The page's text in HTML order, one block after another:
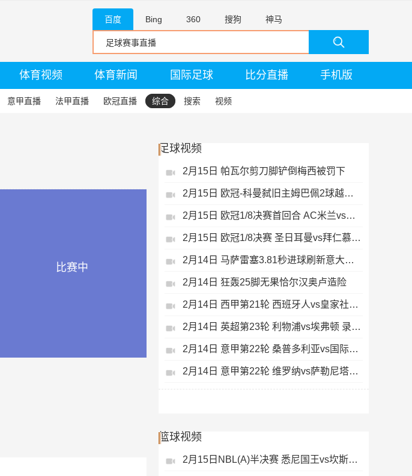
百度 Bing 360 搜狗 神马
体育视频 体育新闻 国际足球 比分直播 手机版
意甲直播 法甲直播 欧冠直播 综合 搜索 视频
比赛中
足球视频
2月15日 帕瓦尔剪刀脚铲倒梅西被罚下
2月15日 欧冠-科曼弑旧主姆巴佩2球越位无效
2月15日 欧冠1/8决赛首回合 AC米兰vs热刺 录像 集锦
2月15日 欧冠1/8决赛 圣日耳曼vs拜仁慕尼黑 录像 集锦
2月14日 马萨雷塞3.81秒进球刷新意大利历史
2月14日 狂轰25脚无果恰尔汉奥卢造险
2月14日 西甲第21轮 西班牙人vs皇家社会 录像 集锦
2月14日 英超第23轮 利物浦vs埃弗顿 录像 集锦
2月14日 意甲第22轮 桑普多利亚vs国际米兰 录像 集锦
2月14日 意甲第22轮 维罗纳vs萨勒尼塔纳 录像 集锦
篮球视频
2月15日NBL(A)半决赛 悉尼国王vs坎斯大班 录像 集锦